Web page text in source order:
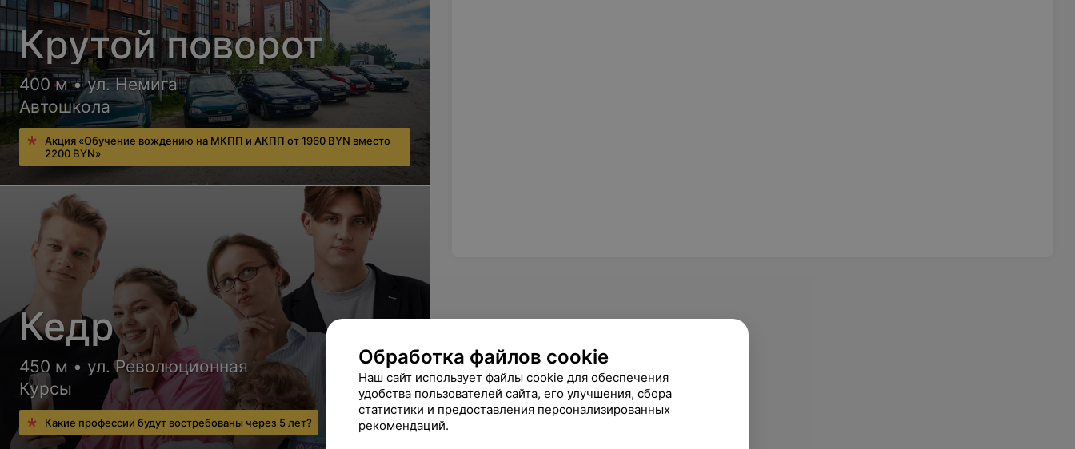
Крутой поворот
400 м • ул. Немига
Автошкола
Акция «Обучение вождению на МКПП и АКПП от 1960 BYN вместо
2200 BYN»
Кедр
450 м • ул. Революционная
Курсы
Какие профессии будут востребованы через 5 лет?
Обработка файлов cookie
Наш сайт использует файлы cookie для обеспечения
удобства пользователей сайта, его улучшения, сбора
статистики и предоставления персонализированных
рекомендаций.